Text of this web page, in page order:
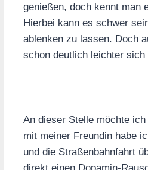
genießen, doch kennt man
Hierbei kann es schwer
ablenken zu lassen. Doch
schon deutlich leichter
An dieser Stelle möchte
mit meiner Freundin habe
und die Straßenbahnfahrt
direkt einen Dopamin-